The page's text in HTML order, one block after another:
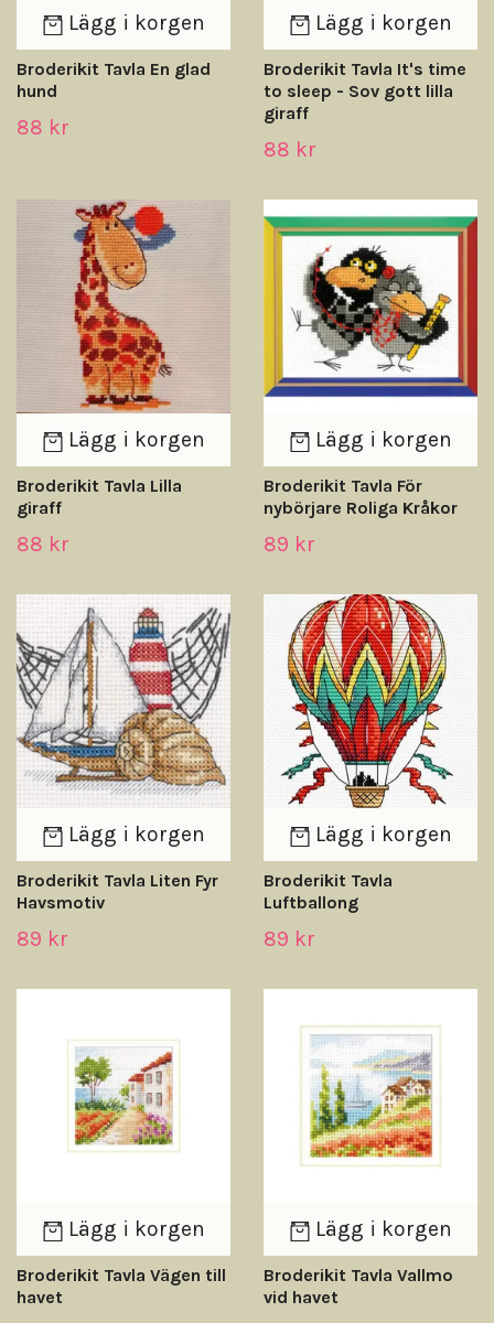
Lägg i korgen
Broderikit Tavla En glad
hund
88 kr
Lägg i korgen
Broderikit Tavla It's time
to sleep - Sov gott lilla
giraff
88 kr
Lägg i korgen
Broderikit Tavla Lilla
giraff
88 kr
Lägg i korgen
Broderikit Tavla För
nybörjare Roliga Kråkor
89 kr
Lägg i korgen
Broderikit Tavla Liten Fyr
Havsmotiv
89 kr
Lägg i korgen
Broderikit Tavla
Luftballong
89 kr
Lägg i korgen
Broderikit Tavla Vägen till
havet
Lägg i korgen
Broderikit Tavla Vallmo
vid havet